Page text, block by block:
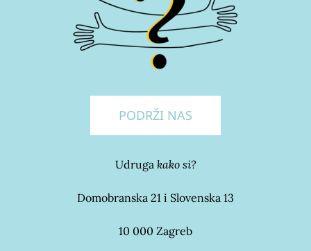
PODRŽI NAS
Udruga kako si?
Domobranska 21 i Slovenska 13
10 000 Zagreb